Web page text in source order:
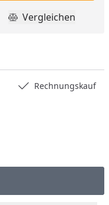
Produkt
Vergleichen
Rechnungskauf